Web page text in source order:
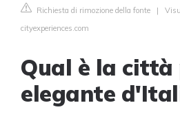
Richiesta di rimozione della fonte |
cityexperiences.com
Qual è la città
elegante